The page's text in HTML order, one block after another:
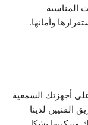
المناسبة
وأمانها.
أجهزتك السمعية
الفنيين لدينا